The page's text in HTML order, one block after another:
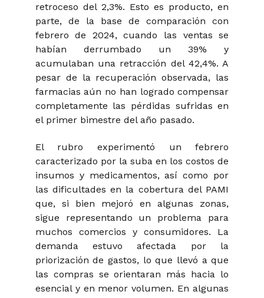
retroceso del 2,3%. Esto es producto, en
parte, de la base de comparación con
febrero de 2024, cuando las ventas se
habían derrumbado un 39% y
acumulaban una retracción del 42,4%. A
pesar de la recuperación observada, las
farmacias aún no han logrado compensar
completamente las pérdidas sufridas en
el primer bimestre del año pasado.
El rubro experimentó un febrero
caracterizado por la suba en los costos de
insumos y medicamentos, así como por
las dificultades en la cobertura del PAMI
que, si bien mejoró en algunas zonas,
sigue representando un problema para
muchos comercios y consumidores. La
demanda estuvo afectada por la
priorización de gastos, lo que llevó a que
las compras se orientaran más hacia lo
esencial y en menor volumen. En algunas